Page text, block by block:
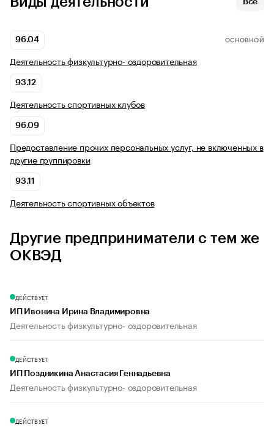
Все
96.04 ОСНОВНОЙ
Деятельность физкультурно- оздоровительная
93.12
Деятельность спортивных клубов
96.09
Предоставление прочих персональных услуг, не включенных в
другие группировки
93.11
Деятельность спортивных объектов
Другие предприниматели с тем же
ОКВЭД
ДЕЙСТВУЕТ
ИП Ивонина Ирина Владимировна
Деятельность физкультурно- оздоровительная
ДЕЙСТВУЕТ
ИП Поздникина Анастасия Геннадьевна
Деятельность физкультурно- оздоровительная
ДЕЙСТВУЕТ